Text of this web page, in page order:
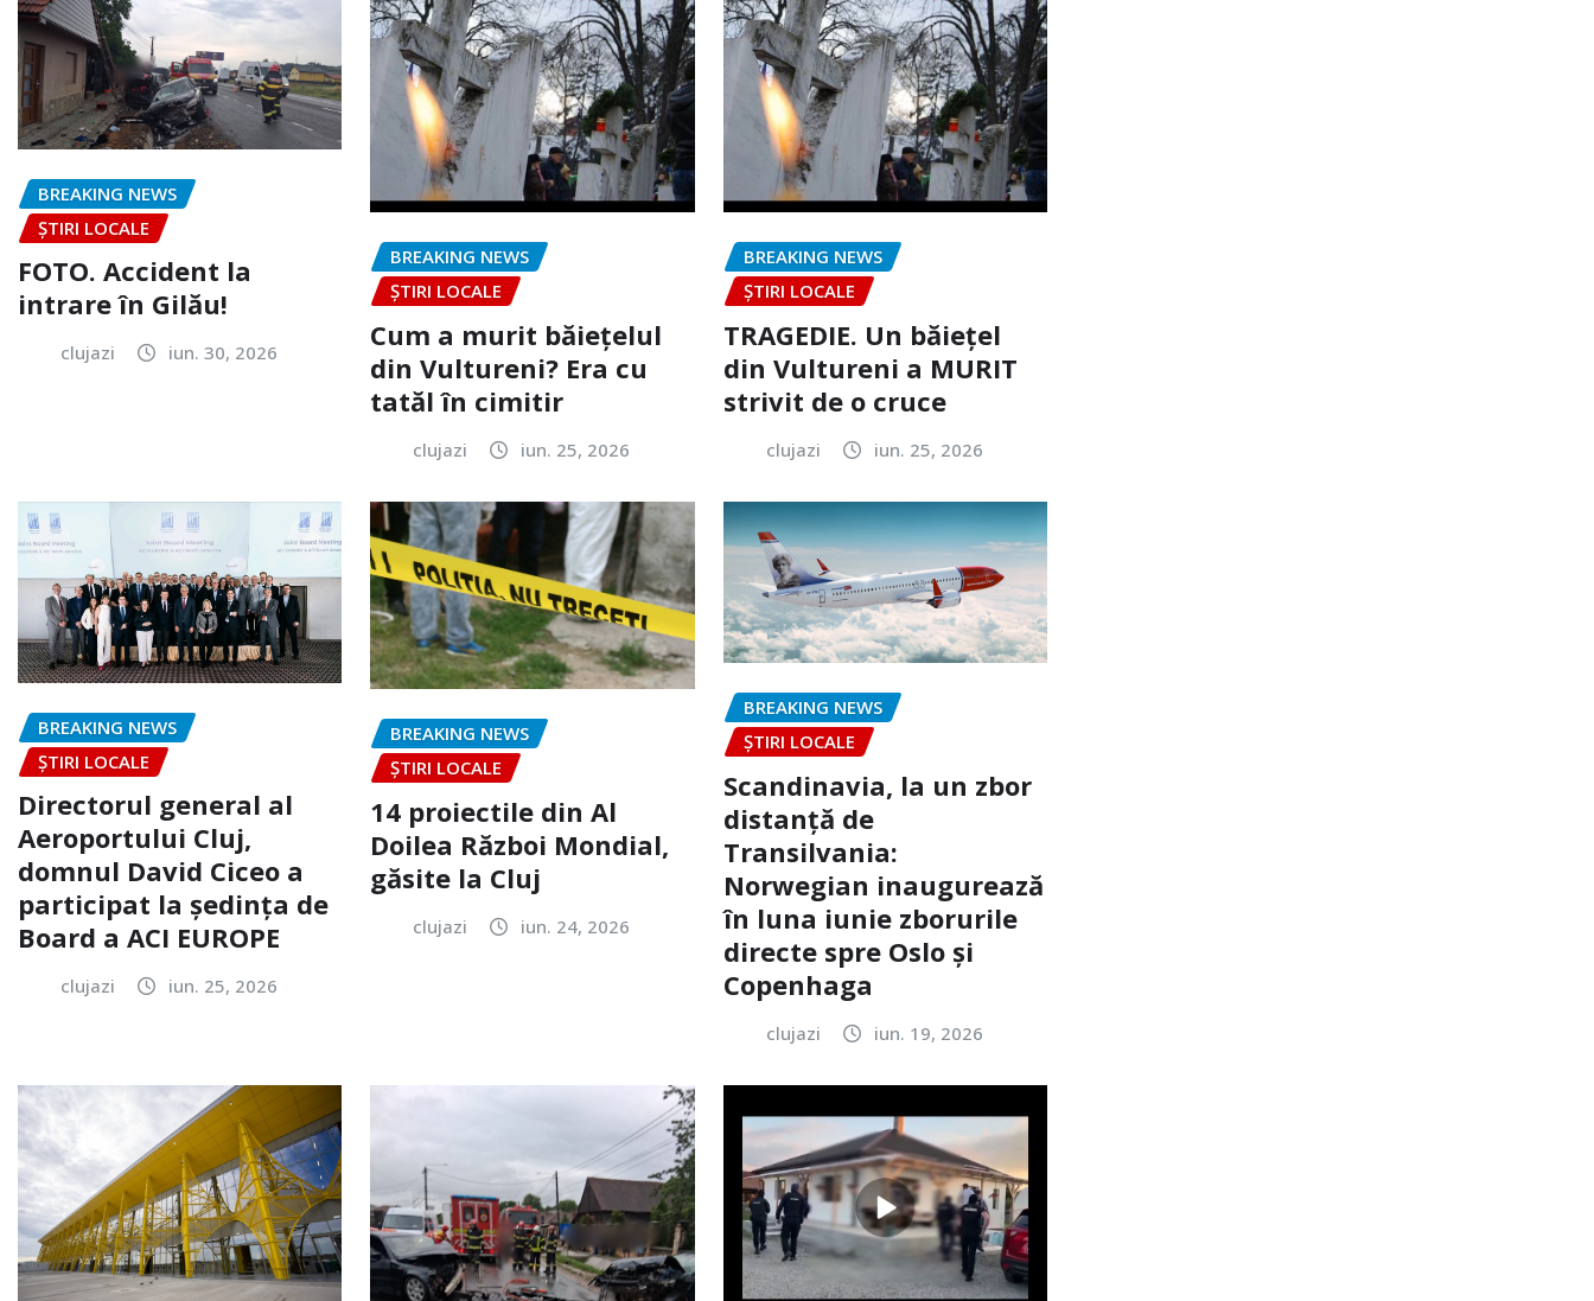
BREAKING NEWS
ȘTIRI LOCALE
FOTO. Accident la
intrare în Gilău!
clujazi iun. 30, 2026
BREAKING NEWS
ȘTIRI LOCALE
Cum a murit băiețelul
din Vultureni? Era cu
tatăl în cimitir
clujazi iun. 25, 2026
BREAKING NEWS
ȘTIRI LOCALE
TRAGEDIE. Un băiețel
din Vultureni a MURIT
strivit de o cruce
clujazi iun. 25, 2026
BREAKING NEWS
ȘTIRI LOCALE
Directorul general al
Aeroportului Cluj,
domnul David Ciceo a
participat la ședința de
Board a ACI EUROPE
clujazi iun. 25, 2026
BREAKING NEWS
ȘTIRI LOCALE
14 proiectile din Al
Doilea Război Mondial,
găsite la Cluj
clujazi iun. 24, 2026
BREAKING NEWS
ȘTIRI LOCALE
Scandinavia, la un zbor
distanță de
Transilvania:
Norwegian inaugurează
în luna iunie zborurile
directe spre Oslo și
Copenhaga
clujazi iun. 19, 2026